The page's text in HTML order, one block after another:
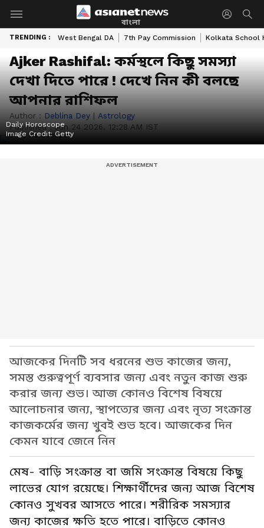
বাংলা
TRENDING : West Bengal DA 7th Pay Commission Kolkata School
Ajker Rashifal: কর্মস্থলে কিছু সমস্যা
দেখা দিতে পারে ! দেখে নিন কী বলছে
আপনার রাশিফল
Author : Deblina Dey | Astrology
Published :Jun 24 2026, 12:28 AM IST
Daily Horoscope
Image Credit:Getty
আজকের দিনটি সব ধরনের শুভ কাজের জন্য,
সমস্ত গুরুত্বপূর্ণ ব্যবসার জন্য এবং নতুন কাজ শুরু
করার জন্য শুভ। আজ কোনও বিশেষ বিষয়ে
আলোচনার জন্য, স্থাপত্যের জন্য এবং নৃত্য সংক্রান্ত
কাজকর্মের জন্য খুবই শুভ হবে। আজকের দিন
কেমন যাবে জেনে নিন
মেষ- বাড়ি সংক্রান্ত বা জমি সংক্রান্ত বিষয়ে কিছু
লাভের যোগ রয়েছে। শিক্ষার্থীদের জন্য আজ বিশেষ
কোনও সুখবর আসতে পারে। শরীরিক সমস্যার
জন্য কাজের ক্ষতি হতে পারে। বাড়িতে কোনও